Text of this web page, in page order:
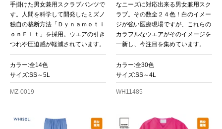
手掛けた男女兼用スクラブパンツで
す。人間を科学して開発したミズノ
独自の裁断方法「Ｄｙｎａｍｏｔｉ
ｏｎＦｉｔ」を採用。ウエアの引き
つれや圧迫感が軽減されています。
カラー:全14色
サイズ:SS～5L
MZ-0019
なニーズに対応出来る男女兼用スク
ラブ。その数全２４色！白のイメー
ジが強い医療現場ですが、これらの
カラフルなウエアがそのイメージを
一新し、今注目を集めています。
カラー:全30色
サイズ:SS～4L
WH11485